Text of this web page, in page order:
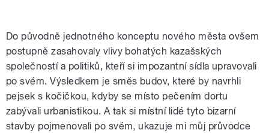
Do původně jednotného konceptu nového města ovšem
postupně zasahovaly vlivy bohatých kazašských
společností a politiků, kteří si impozantní sídla upravovali
po svém. Výsledkem je směs budov, které by navrhli
pejsek s kočičkou, kdyby se místo pečením dortu
zabývali urbanistikou. A tak si místní lidé tyto bizarní
stavby pojmenovali po svém, ukazuje mi můj průvodce